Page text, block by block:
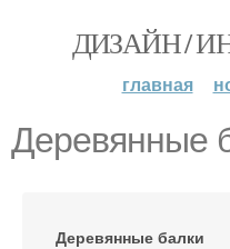
ДИЗАЙН /
главная
Деревянные
Деревянные балки